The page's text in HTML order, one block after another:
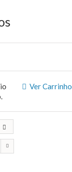
Ver Carrinho